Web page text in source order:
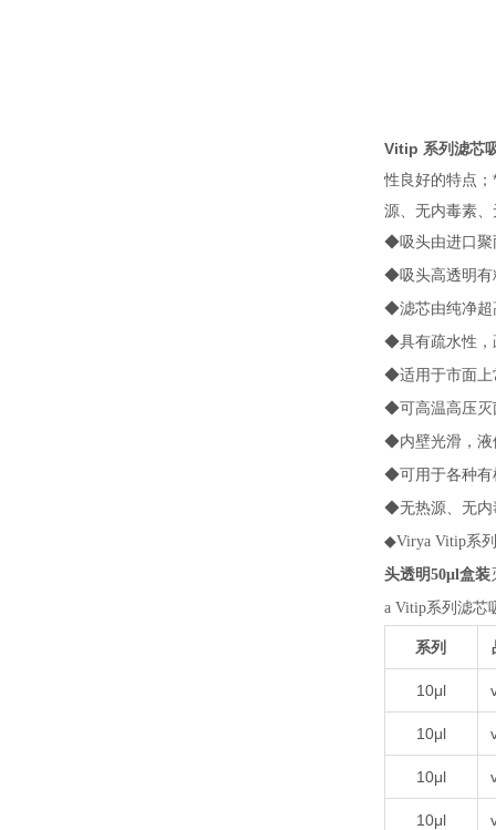
Vitip 系列滤芯
性良好的特点
源、无内毒素
◆吸头由进口聚
◆吸头高透明有
◆滤芯由纯净超
◆具有疏水性，
◆适用于市面上
◆可高温高压灭
◆内壁光滑，液
◆可用于各种有
◆无热源、无内
◆Virya Vitip系
头透明50μl盒装
a Vitip系列滤芯
系列
10μl
10μl
10μl
10μl